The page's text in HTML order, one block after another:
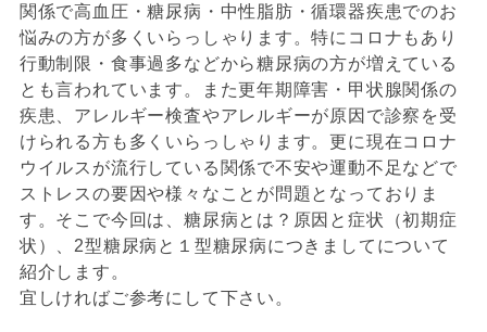
関係で高血圧・糖尿病・中性脂肪・循環器疾患でのお
悩みの方が多くいらっしゃります。特にコロナもあり
行動制限・食事過多などから糖尿病の方が増えている
とも言われています。また更年期障害・甲状腺関係の
疾患、アレルギー検査やアレルギーが原因で診察を受
けられる方も多くいらっしゃります。更に現在コロナ
ウイルスが流行している関係で不安や運動不足などで
ストレスの要因や様々なことが問題となっておりま
す。そこで今回は、糖尿病とは？原因と症状（初期症
状）、2型糖尿病と１型糖尿病につきましてについて
紹介します。
宜しければご参考にして下さい。